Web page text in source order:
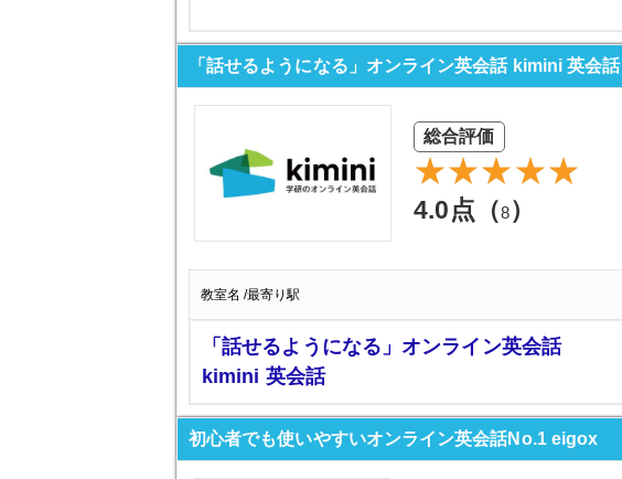
「話せるようになる」オンライン英会話 kimini 英会話
総合評価
4.0点（8）
教室名 /最寄り駅
「話せるようになる」オンライン英会話
kimini 英会話
初心者でも使いやすいオンライン英会話No.1 eigox